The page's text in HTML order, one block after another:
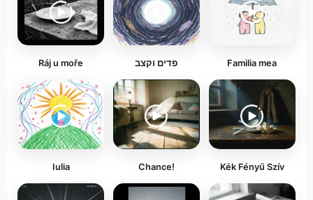
Ráj u moře פדים וקצב Familia mea
Iulia Chance! Kék Fényű Szív